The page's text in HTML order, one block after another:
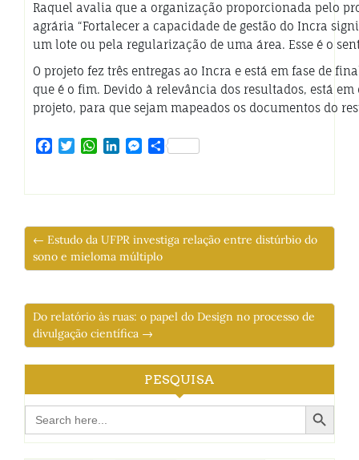
Raquel avalia que a organização proporcionada pelo
agrária “Fortalecer a capacidade de gestão do Incra
um lote ou pela regularização de uma área. Esse é o
O projeto fez três entregas ao Incra e está em fase de
que é o fim. Devido à relevância dos resultados, está
projeto, para que sejam mapeados os documentos do
Facebook
TwitterWhatsApp
LinkedInMessenger
Share
← Estudo da UFPR investiga relação entre distúrbio do
sono e mieloma múltiplo
Do relatório às ruas: o papel do Design no processo de
divulgação científica →
PESQUISA
Search
for:
Search Button